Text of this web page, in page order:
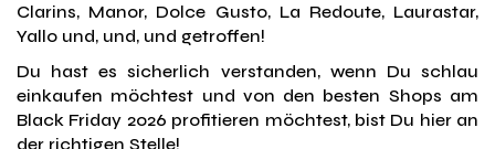
Clarins, Manor, Dolce Gusto, La Redoute, Laurastar,
Yallo und, und, und getroffen!
Du hast es sicherlich verstanden, wenn Du schlau
einkaufen möchtest und von den besten Shops am
Black Friday 2026 profitieren möchtest, bist Du hier an
der richtigen Stelle!